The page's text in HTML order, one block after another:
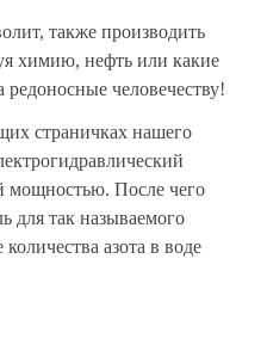
также производить
химию, нефть или какие
человечеству!
страничках нашего
мощностью. После чего
для так называемого
азота в воде